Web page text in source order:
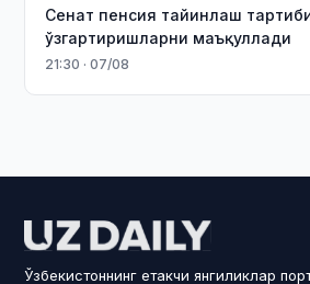
Сенат пенсия тайинлаш
ўзгартиришларни маъқуллади
21:30 · 07/08
Ўзбекистоннинг етакчи янгиликлар